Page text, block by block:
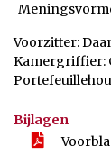
Voorzitter:
Kamergriffier:
Bijlagen